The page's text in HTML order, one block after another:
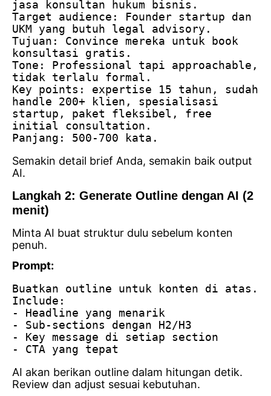
jasa konsultan hukum bisnis.
Target audience: Founder startup dan
UKM yang butuh legal advisory.
Tujuan: Convince mereka untuk book
konsultasi gratis.
Tone: Professional tapi approachable,
tidak terlalu formal.
Key points: expertise 15 tahun, sudah
handle 200+ klien, spesialisasi
startup, paket fleksibel, free
initial consultation.
Panjang: 500-700 kata.
Semakin detail brief Anda, semakin baik output
AI.
Langkah 2: Generate Outline dengan AI (2
menit)
Minta AI buat struktur dulu sebelum konten
penuh.
Prompt:
Buatkan outline untuk konten di atas.
Include:
- Headline yang menarik
- Sub-sections dengan H2/H3
- Key message di setiap section
- CTA yang tepat
AI akan berikan outline dalam hitungan detik.
Review dan adjust sesuai kebutuhan.